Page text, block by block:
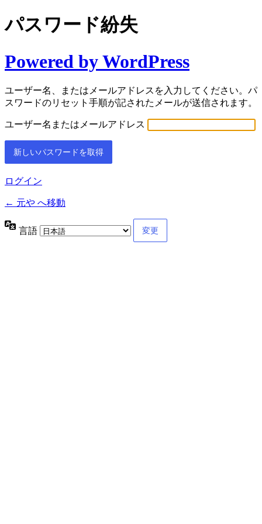
パスワード紛失
Powered by WordPress
ユーザー名、またはメールアドレスを入力してください。パ
スワードのリセット手順が記されたメールが送信されます。
ユーザー名またはメールアドレス
ログイン
← 元や へ移動
言語